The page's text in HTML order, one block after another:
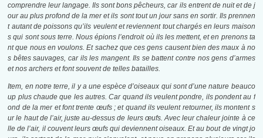
comprendre leur langage. Ils sont bons pêcheurs, car ils entrent de nuit et de j
our au plus profond de la mer et ils sont tout un jour sans en sortir. Ils prennen
t autant de poissons qu’ils veulent et reviennent tout chargés en leurs maison
s qui sont sous terre. Nous épions l’endroit où ils les mettent, et en prenons ta
nt que nous en voulons. Et sachez que ces gens causent bien des maux à no
s bêtes sauvages, car ils les mangent. Ils se battent contre nos gens d’armes
et nos archers et font souvent de telles batailles.
Item, en notre terre, il y a une espèce d’oiseaux qui sont d’une nature beauco
up plus chaude que les autres. Car quand ils veulent pondre, ils pondent au f
ond de la mer et font trente œufs ; et quand ils veulent retourner, ils montent s
ur le haut de l’air, juste au-dessus de leurs œufs. Avec leur chaleur jointe à ce
lle de l’air, il couvent leurs œufs qui deviennent oiseaux. Et au bout de vingt jo